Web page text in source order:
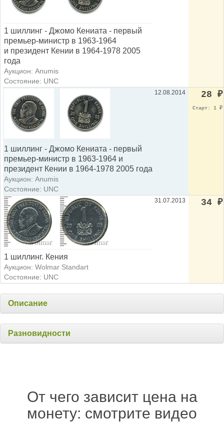
1 шиллинг - Джомо Кениата - первый
премьер-министр в 1963-1964
и президент Кении в 1964-1978 2005
года
Аукцион: Anumis
Состояние: UNC
1 шиллинг - Джомо Кениата - первый
премьер-министр в 1963-1964 и
президент Кении в 1964-1978 2005 года
Аукцион: Anumis
Состояние: UNC
12.08.2014 28 ₽
Старт: 1 ₽
1 шиллинг. Кения
Аукцион: Wolmar Standart
Состояние: UNC
31.07.2013 34 ₽
Описание
Разновидности
От чего зависит цена на
монету: смотрите видео